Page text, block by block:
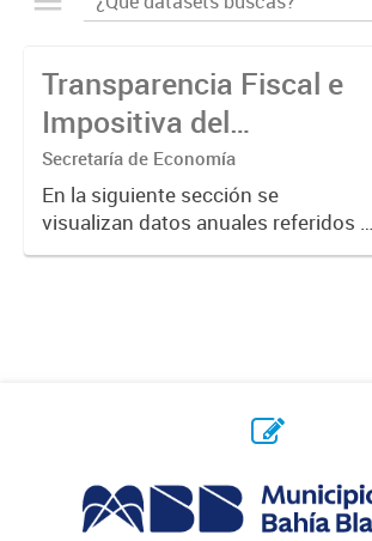
Transparencia Fiscal e
Impositiva del
Municipio. Año 2023
Secretaría de Economía
En la siguiente sección se
visualizan datos anuales referidos a
la transparencia fiscal e impositiva